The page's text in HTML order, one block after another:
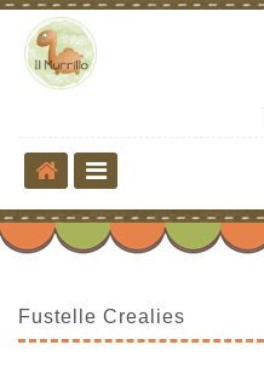
Fustelle Crealies